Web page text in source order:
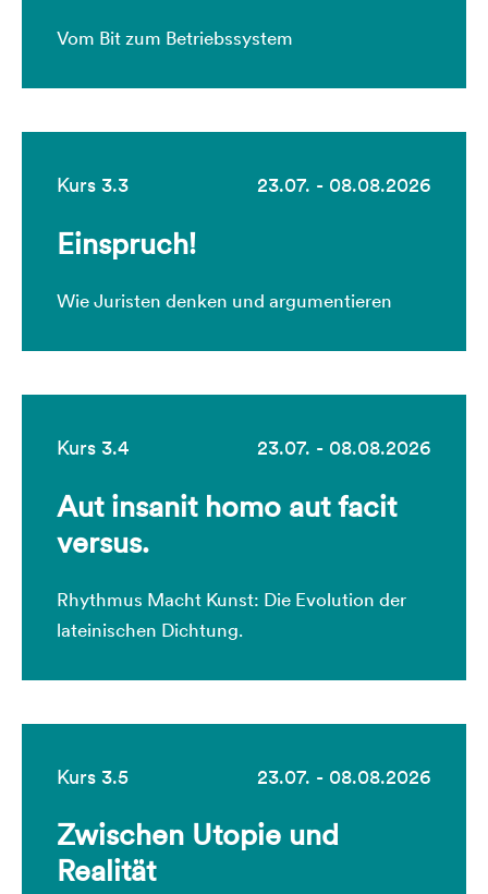
Vom Bit zum Betriebssystem
Kurs 3.3 23.07. - 08.08.2026
Einspruch!
Wie Juristen denken und argumentieren
Kurs 3.4 23.07. - 08.08.2026
Aut insanit homo aut facit
versus.
Rhythmus Macht Kunst: Die Evolution der
lateinischen Dichtung.
Kurs 3.5 23.07. - 08.08.2026
Zwischen Utopie und
Realität